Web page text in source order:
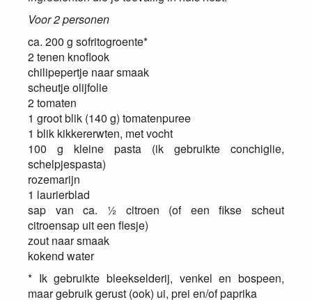
Voor 2 personen
ca. 200 g sofritogroente*
2 tenen knoflook
chilipepertje naar smaak
scheutje olijfolie
2 tomaten
1 groot blik (140 g) tomatenpuree
1 blik kikkererwten, met vocht
100 g kleine pasta (ik gebruikte conchiglie,
schelpjespasta)
rozemarijn
1 laurierblad
sap van ca. ½ citroen (of een fikse scheut
citroensap uit een flesje)
zout naar smaak
kokend water
* Ik gebruikte bleekselderij, venkel en bospeen,
maar gebruik gerust (ook) ui, prei en/of paprika